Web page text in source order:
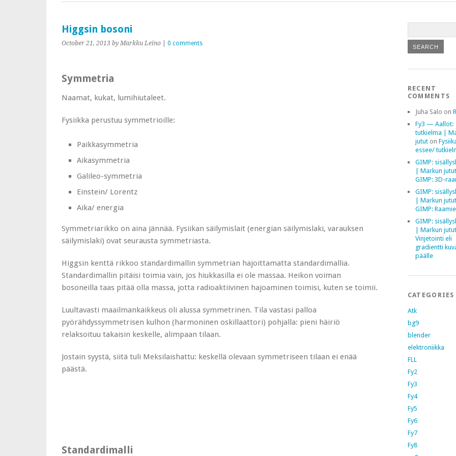
Higgsin bosoni
October 21, 2013 by Markku Leino 0 comments
Symmetria
Naamat, kukat, lumihiutaleet.
Fysiikka perustuu symmetrioille:
Paikkasymmetria
Aikasymmetria
Galileo-symmetria
Einstein/ Lorentz
Aika/ energia
Symmetriarikko on aina jännää. Fysiikan säilymislait (energian säilymislaki, varauksen
säilymislaki) ovat seurausta symmetriasta.
Higgsin kenttä rikkoo standardimallin symmetrian hajoittamatta standardimallia.
Standardimallin pitäisi toimia vain, jos hiukkasilla ei ole massaa. Heikon voiman
bosoneilla taas pitää olla massa, jotta radioaktiivinen hajoaminen toimisi, kuten se toimii.
Luultavasti maailmankaikkeus oli alussa symmetrinen. Tila vastasi palloa
pyörähdyssymmetrisen kulhon (harmoninen oskillaattori) pohjalla: pieni häiriö
relaksoituu takaisin keskelle, alimpaan tilaan.
Jostain syystä, siitä tuli Meksilaishattu: keskellä olevaan symmetriseen tilaan ei enää
päästä.
Standardimalli
RECENT
COMMENTS
Juha Salo on
Fy3 — Aallot:
tutkielma |
jututon
essee/
GIMP:
| Markun jutut
GIMP: 3D-
GIMP:
| Markun jutut
GIMP:
GIMP:
| Markun jutut
Vinjetointi eli
gradientti
päälle
CATEGORIES
Atk
bg9
blender
elektroniikka
FLL
Fy2
Fy3
Fy4
Fy5
Fy6
Fy7
Fy8